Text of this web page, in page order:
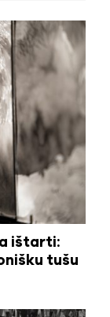
ištarti:
tušu